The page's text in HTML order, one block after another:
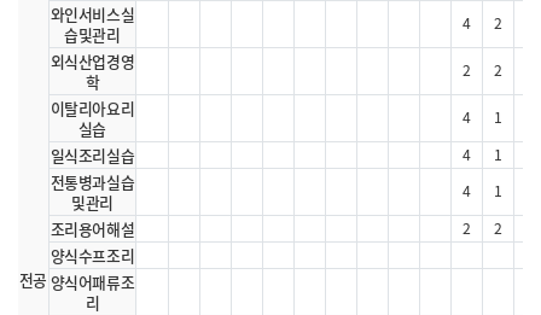
전공
와인서비스실
습및관리
4 2
외식산업경영
학
2 2
이탈리아요리
실습
4 1
일식조리실습 4 1
전통병과실습
및관리
4 1
조리용어해설 2 2
양식수프조리
양식어패류조
리